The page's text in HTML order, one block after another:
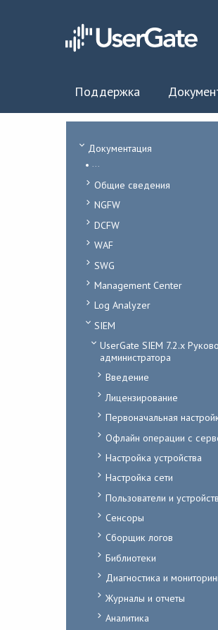
Поддержка
Документация
...
Общие сведения
NGFW
DCFW
WAF
SWG
Management Center
Log Analyzer
SIEM
UserGate SIEM 7.2.x
администратора
Введение
Лицензирование
Первоначальная
Офлайн операции с
Настройка устройства
Настройка сети
Пользователи и
Сенсоры
Сборщик логов
Библиотеки
Диагностика и
Журналы и отчеты
Аналитика